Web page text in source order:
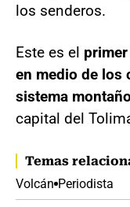
los senderos.
Este es el
en medio de los
sistema
capital del
Temas
Volcán Periodista